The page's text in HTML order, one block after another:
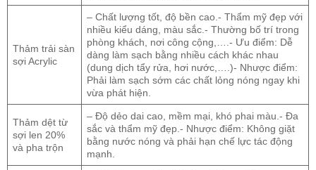
Thảm trải sàn
sợi Acrylic
– Chất lượng tốt, độ bền cao.- Thẩm mỹ đẹp với
nhiều kiểu dáng, màu sắc.- Thường bố trí trong
phòng khách, nơi công cộng,….- Ưu điểm: Dễ
dàng làm sạch bằng nhiều cách khác nhau
(dung dịch tẩy rửa, hơi nước,….)- Nhược điểm:
Phải làm sạch sớm các chất lỏng nóng ngay khi
vừa phát hiện.
Thảm dệt từ
sợi len 20%
và pha trộn
– Độ dẻo dai cao, mềm mại, khó phai màu.- Đa
sắc và thẩm mỹ đẹp.- Nhược điểm: Không giặt
bằng nước nóng và phải hạn chế lực tác động
mạnh.